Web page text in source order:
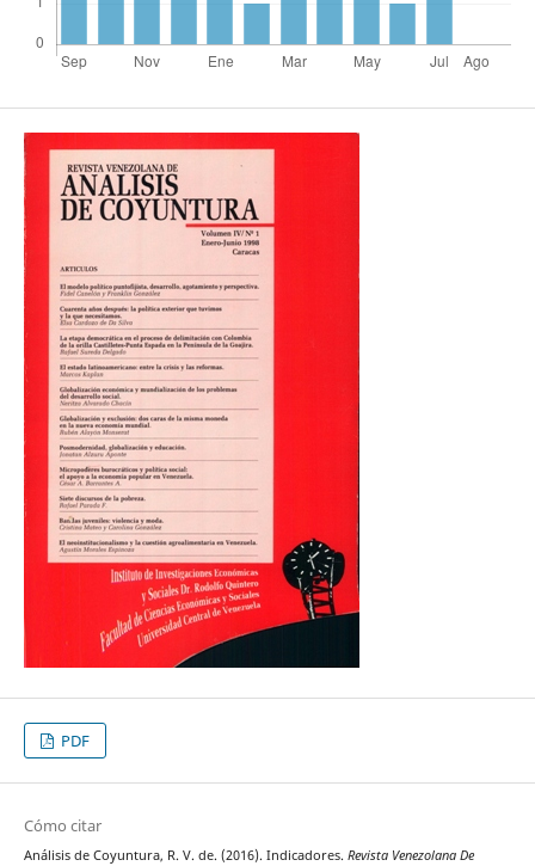
PDF
Cómo citar
Análisis de Coyuntura, R. V. de. (2016). Indicadores. Revista Venezolana De